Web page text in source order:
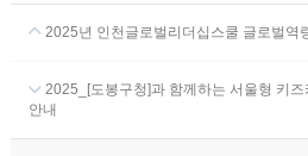
2025년 인천글로벌리더십스쿨 글로벌역
2025_[도봉구청]과 함께하는 서울형 키
안내